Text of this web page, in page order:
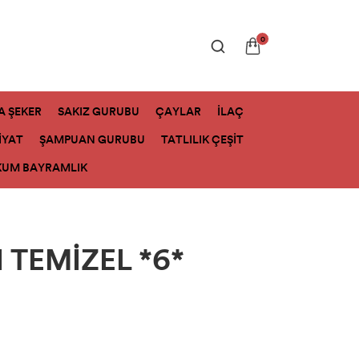
0
ŞEKER SAKIZ GURUBU ÇAYLAR
İLAÇ
ŞAMPUAN GURUBU
TATLILIK ÇEŞİT
BAYRAMLIK
TEMİZEL *6*